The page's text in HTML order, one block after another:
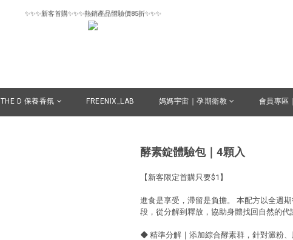
✨✨✨新客首購✨✨✨熱銷產品體驗價85折✨✨✨
✨✨✨新客首購✨✨✨熱銷產品體驗價85折✨✨✨
惜物專區6折起｜數量有限售完為止🪽
THE D 保養香氛 FREENIX_LAB 媽媽宇宙｜孕期衛教 會員專區
酵素錠體驗包｜4顆入
【新客限定首購只要$1】
進食是享受，滯留是負擔。 本配方以全週
段，從分解到釋放，協助身體找回自然的代
◆ 精準分解｜添加綜合酵素群，針對澱粉